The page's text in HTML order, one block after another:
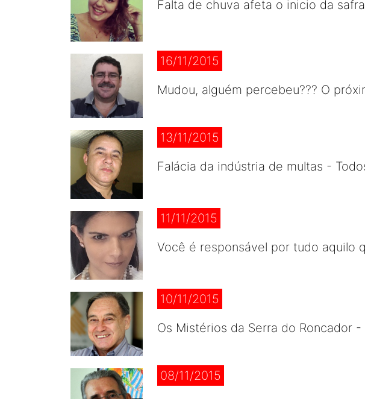
Falta de chuva afeta o inicio da
16/11/2015
Mudou, alguém percebeu??? O
13/11/2015
Falácia da indústria de multas -
11/11/2015
Você é responsável por tudo aquilo
10/11/2015
Os Mistérios da Serra do Roncador
08/11/2015